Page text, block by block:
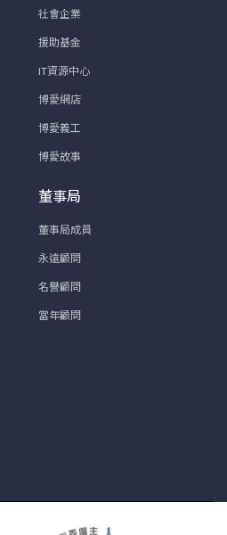
社會企業
援助基金
IT資源中心
博愛網店
博愛義工
博愛故事
董事局
董事局成員
永遠顧問
名譽顧問
當年顧問